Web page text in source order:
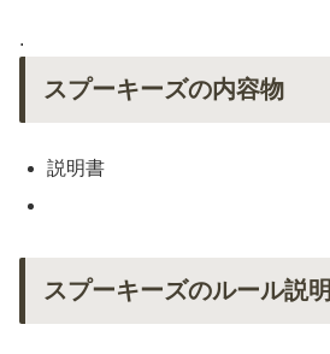
.
スプーキーズの内容物
説明書
スプーキーズのルール説明